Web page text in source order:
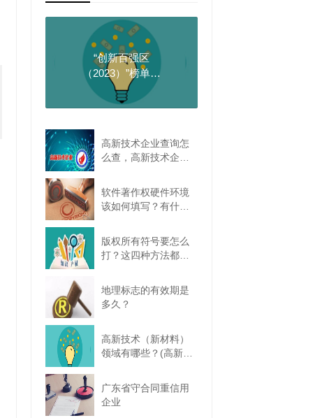
“创新百强区
（2023）”榜单发
布！龙岗全国第六
高新技术企业查询怎
么查，高新技术企业
软件著作权硬件环境
该如何填写？有什么
版权所有符号要怎么
打？这四种方法都可
地理标志的有效期是
多久？
高新技术（新材料）
领域有哪些？(高新技
些)
广东省守合同重信用
企业